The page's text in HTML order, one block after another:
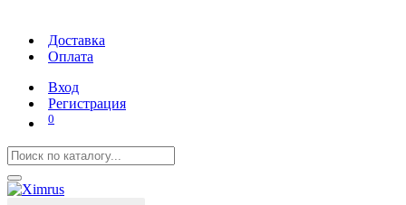
Доставка
Оплата
Вход
Регистрация
0